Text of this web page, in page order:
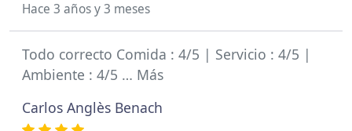
Hace 3 años y 3 meses
Todo correcto Comida : 4/5 | Servicio : 4/5 |
Ambiente : 4/5 … Más
Carlos Anglès Benach